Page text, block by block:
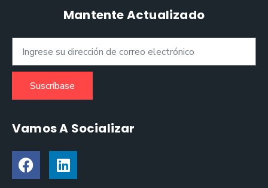
Mantente Actualizado
Suscríbase
Vamos A Socializar